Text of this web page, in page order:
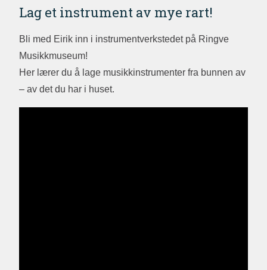
Lag et instrument av mye rart!
Bli med Eirik inn i instrumentverkstedet på Ringve
Musikkmuseum!
Her lærer du å lage musikkinstrumenter fra bunnen av
– av det du har i huset.